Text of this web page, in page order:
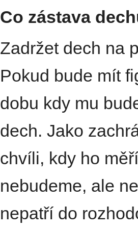
Co zástava
Zadržet dech na
Pokud bude mít
dobu kdy mu
dech. Jako
chvíli, kdy ho
nebudeme, ale
nepatří do